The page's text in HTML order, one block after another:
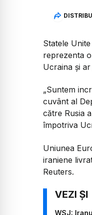
Statele
reprezenta
Ucraina şi
„Suntem
cuvânt al
către Rusia
împotriva
Uniunea
iraniene
Reuters.
WSJ: